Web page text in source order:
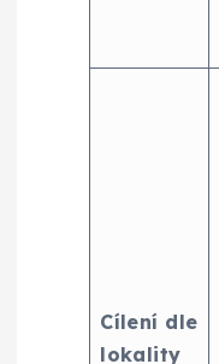
Cílení dle
lokality